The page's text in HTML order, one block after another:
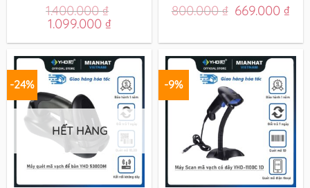
1.400.000₫
Giá
là:
1.400.000 ₫.
1.099.000 ₫Giá
tại
là:
1.099.000 ₫.
800.000₫ Giá
800.000 ₫.
669.000₫Giá
là:
-24%
HẾT HÀNG
-9%